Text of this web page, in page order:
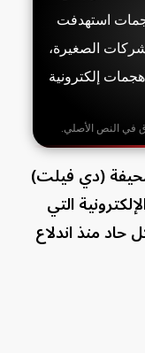
في يونيو 2026. الهجمات استهدفت
الصغيرة،
إلكترونية
في النص الأصلي.
(دي فيلت)
التي
حاد منذ اندلاع